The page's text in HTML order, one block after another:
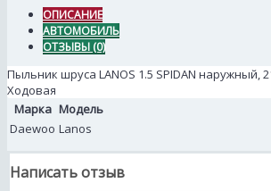
ОПИСАНИЕ
АВТОМОБИЛЬ
ОТЗЫВЫ (0)
Пыльник шруса LANOS 1.5 SPIDAN наружный,
Ходовая
Марка Модель
Daewoo Lanos
Написать отзыв